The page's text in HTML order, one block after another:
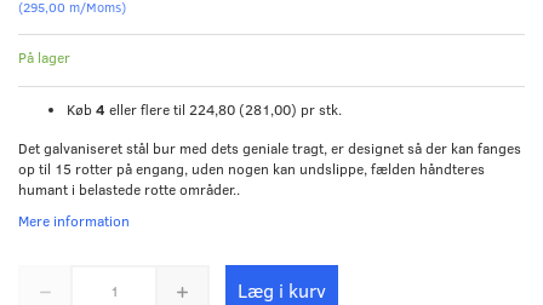
(295,00 m/Moms)
På lager
Køb4 eller flere til 224,80 (281,00) pr stk.
Detgalvaniseret stål bur med detsgeniale tragt, er designet så der kan fanges
op til 15 rotter på engang, uden nogen kan undslippe, fælden håndteres
humant i belastede rotte områder..
Mere information
Læg i kurv